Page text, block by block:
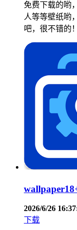
免费下载的哟
人等等壁纸哟
吧，很不错的！
2026/6/26
下载